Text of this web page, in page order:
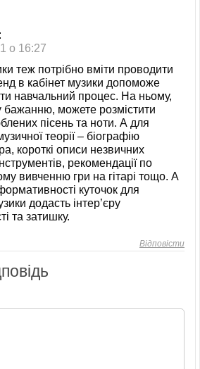
:
о 16:27
теж потрібно вміти проводити
в кабінет музики допоможе
навчальний процес. На ньому,
можете розмістити
пісень та ноти. А для
теорії – біографію
короткі описи незвичних
рекомендації по
вивченню гри на гітарі тощо. А
куточок для
додасть інтер’єру
та затишку.
Відповісти